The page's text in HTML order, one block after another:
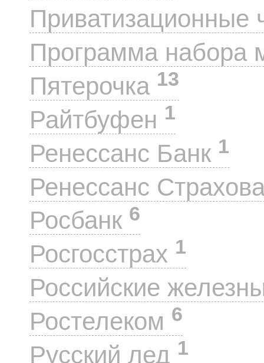
Приватизационные
Программа набора
Пятерочка 13
Райтбуфен 1
Ренессанс Банк 1
Ренессанс
Росбанк 6
Росгосстрах 1
Российские
Ростелеком 6
Русский лед 1